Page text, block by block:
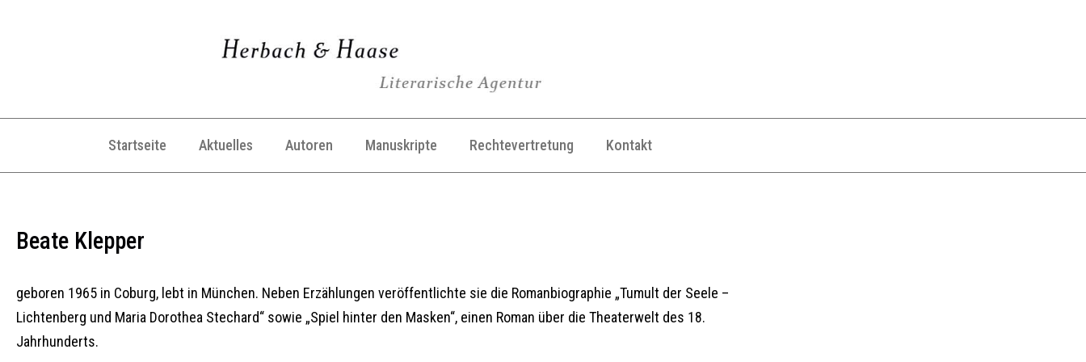
Startseite Aktuelles Autoren Manuskripte Rechtevertretung Kontakt
Beate Klepper
geboren 1965 in Coburg, lebt in München. Neben Erzählungen veröffentlichte sie die Romanbiographie „Tumult der Seele –
Lichtenberg und Maria Dorothea Stechard“ sowie „Spiel hinter den Masken“, einen Roman über die Theaterwelt des 18.
Jahrhunderts.